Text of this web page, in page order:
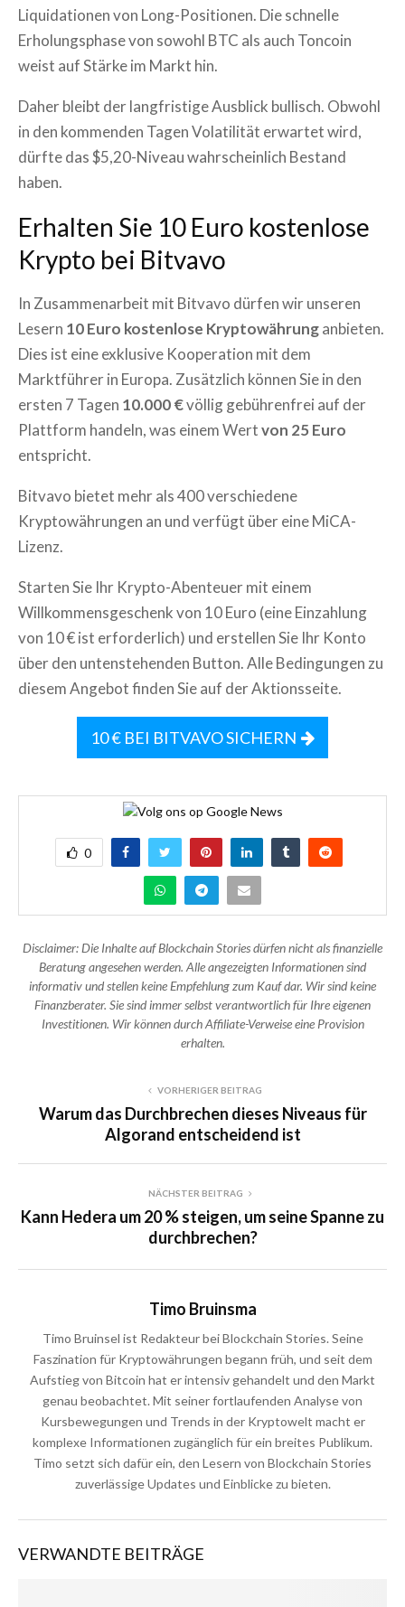
Liquidationen von Long-Positionen. Die schnelle
Erholungsphase von sowohl BTC als auch Toncoin
weist auf Stärke im Markt hin.
Daher bleibt der langfristige Ausblick bullisch. Obwohl
in den kommenden Tagen Volatilität erwartet wird,
dürfte das $5,20-Niveau wahrscheinlich Bestand
haben.
Erhalten Sie 10 Euro kostenlose
Krypto bei Bitvavo
In Zusammenarbeit mit Bitvavo dürfen wir unseren
Lesern 10 Euro kostenlose Kryptowährunganbieten.
Dies ist eine exklusive Kooperation mit dem
Marktführer in Europa. Zusätzlich können Sie in den
ersten 7 Tagen 10.000 €völlig gebührenfrei auf der
Plattform handeln, was einem Wertvon 25 Euro
entspricht.
Bitvavo bietet mehr als 400 verschiedene
Kryptowährungen an und verfügt über eine MiCA-
Lizenz.
Starten Sie Ihr Krypto-Abenteuer mit einem
Willkommensgeschenk von 10 Euro (eine Einzahlung
von 10 € ist erforderlich) und erstellen Sie Ihr Konto
über den untenstehenden Button. Alle Bedingungen zu
diesem Angebot finden Sie auf der Aktionsseite.
10 € BEI BITVAVO SICHERN
0
Disclaimer: Die Inhalte auf Blockchain Stories dürfen nicht als finanzielle
Beratung angesehen werden. Alle angezeigten Informationen sind
informativ und stellen keine Empfehlung zum Kauf dar. Wir sind keine
Finanzberater. Sie sind immer selbst verantwortlich für Ihre eigenen
Investitionen. Wir können durch Affiliate-Verweise eine Provision
erhalten.
VORHERIGER BEITRAG
Warum das Durchbrechen dieses Niveaus für
Algorand entscheidend ist
NÄCHSTER BEITRAG
Kann Hedera um 20 % steigen, um seine Spanne zu
durchbrechen?
Timo Bruinsma
Timo Bruinsel ist Redakteur bei Blockchain Stories. Seine
Faszination für Kryptowährungen begann früh, und seit dem
Aufstieg von Bitcoin hat er intensiv gehandelt und den Markt
genau beobachtet. Mit seiner fortlaufenden Analyse von
Kursbewegungen und Trends in der Kryptowelt macht er
komplexe Informationen zugänglich für ein breites Publikum.
Timo setzt sich dafür ein, den Lesern von Blockchain Stories
zuverlässige Updates und Einblicke zu bieten.
VERWANDTE BEITRÄGE